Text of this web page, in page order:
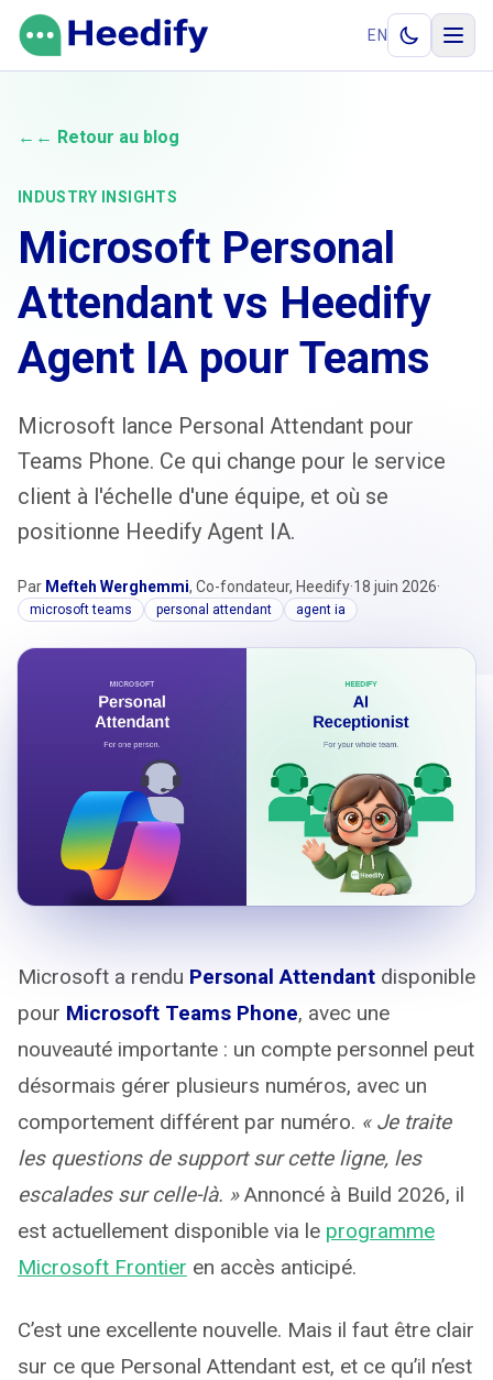
Aller au contenu
EN
← ← Retour au blog
INDUSTRY INSIGHTS
Microsoft Personal
Attendant vs Heedify
Agent IA pour Teams
Microsoft lance Personal Attendant pour
Teams Phone. Ce qui change pour le service
client à l'échelle d'une équipe, et où se
positionne Heedify Agent IA.
Par Mefteh Werghemmi, Co-fondateur, Heedify·18 juin 2026·
microsoft teams personal attendant agent ia
Microsoft a rendu Personal Attendant disponible
pour Microsoft Teams Phone, avec une
nouveauté importante : un compte personnel peut
désormais gérer plusieurs numéros, avec un
comportement différent par numéro. « Je traite
les questions de support sur cette ligne, les
escalades sur celle-là. »Annoncé à Build 2026, il
est actuellement disponible via le programme
Microsoft Frontier en accès anticipé.
C’est une excellente nouvelle. Mais il faut être clair
sur ce que Personal Attendant est, et ce qu’il n’est